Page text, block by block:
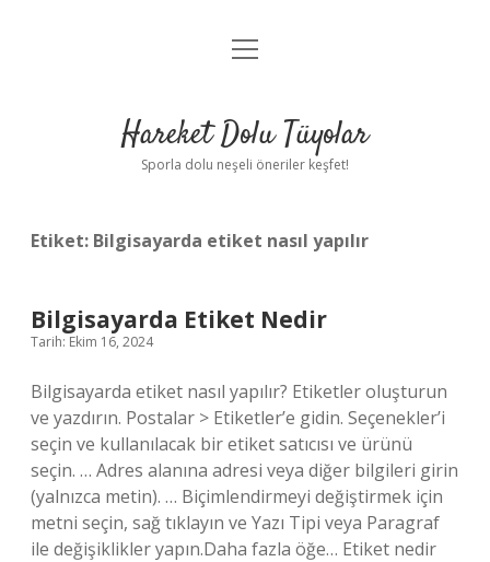
Anasayfa
Yasal Uyarı
menüyü
Hareket Dolu Tüyolar
Sporla dolu neşeli öneriler keşfet!
Etiket: Bilgisayarda etiket nasıl yapılır
Bilgisayarda Etiket Nedir
Tarih: Ekim 16, 2024
Bilgisayarda etiket nasıl yapılır? Etiketler oluşturun
ve yazdırın. Postalar > Etiketler’e gidin. Seçenekler’i
seçin ve kullanılacak bir etiket satıcısı ve ürünü
seçin. … Adres alanına adresi veya diğer bilgileri girin
(yalnızca metin). … Biçimlendirmeyi değiştirmek için
metni seçin, sağ tıklayın ve Yazı Tipi veya Paragraf
ile değişiklikler yapın.Daha fazla öğe… Etiket nedir